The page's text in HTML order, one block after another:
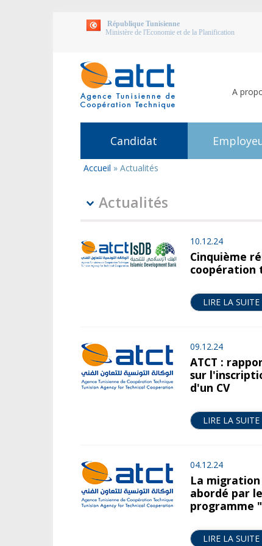
République Tunisienne
Ministère de l'Economie et de la Planification
A
Candidat
Vous
Accueil » Actualités
Actualités
10.12.24
Cinquième
coopération
LIRE LA SUITE
09.12.24
ATCT :
sur
d'un CV
LIRE LA SUITE
04.12.24
La migration
abordé par
programme
LIRE LA SUITE